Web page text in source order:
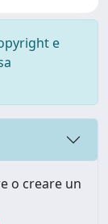
e
o creare un